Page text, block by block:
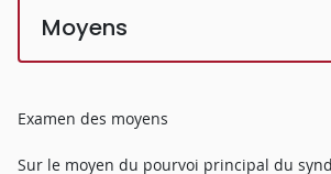
Moyens
Examen des moyens
Sur le moyen du pourvoi principal du